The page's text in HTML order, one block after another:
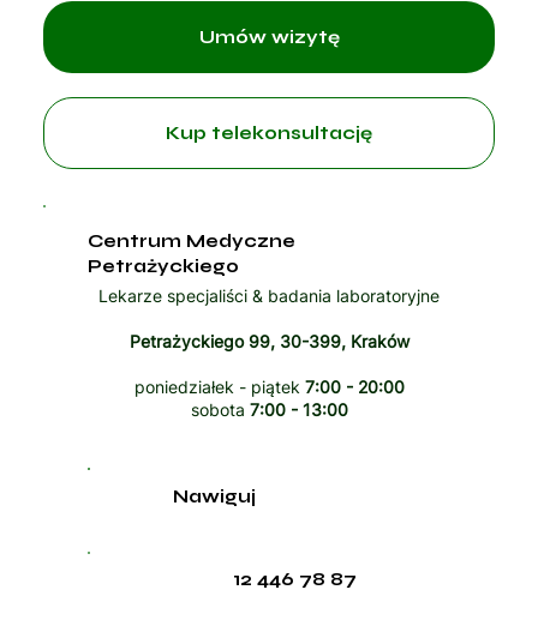
Kup telekonsultację
Centrum Medyczne
Petrażyckiego
Lekarze specjaliści & badania laboratoryjne
Petrażyckiego 99, 30-399, Kraków
poniedziałek - piątek 7:00 - 20:00
sobota 7:00 - 13:00
12 446 78 87
Nawiguj
Umów wizytę